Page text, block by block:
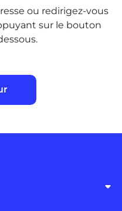
ou redirigez-vous
sur le bouton